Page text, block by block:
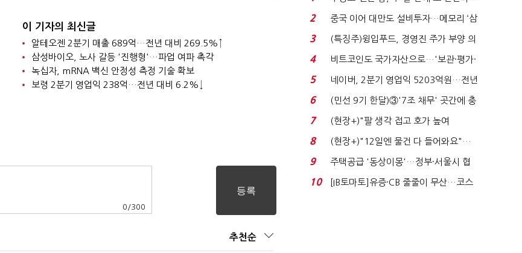
이 기자의 최신글
알테오젠 2분기 매출 689억…전년 대비 269.5%↑
삼성바이오, 노사 갈등 '진행형'…파업 여파 촉각
녹십자, mRNA 백신 안정성 측정 기술 확보
보령 2분기 영업익 238억…전년 대비 6.2%↓
0 /300
추천순
로봇·AI 등 논...
2
중국 이어 대만도 설비투자…메모리 ‘삼
국전쟁’
3
(특징주)윙입푸드, 경영진 주가 부양 의
지에 상한가...
4
비트코인도 국가자산으로…'보관·평가·
처분' 기준은 ...
5
네이버, 2분기 영업익 5203억원…전년
비 0.2% 감소...
6
(민선 9기 한달)③'7조 채무' 곳간에 충
격…추미애, 20년...
7
(현장+)"팔 생각 접고 호가 높여
요"…'덜 똘똘한 한 채' 20...
8
(현장+)"12일엔 물건 다 들어와요"…
빈 매대 채우며 문 연 ...
9
주택공급 '동상이몽'…정부·서울시 협
력 없으면 '공수표'...
10
[IB토마토]유증·CB 줄줄이 무산…코스